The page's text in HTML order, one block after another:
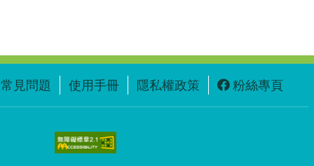
常見問題 使用手冊 隱私權政策 粉絲專頁